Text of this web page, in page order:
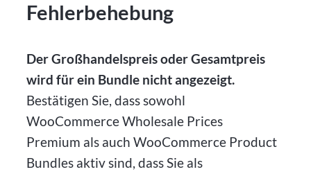
Fehlerbehebung
Der Großhandelspreis oder Gesamtpreis
wird für ein Bundle nicht angezeigt.
Bestätigen Sie, dass sowohl
WooCommerce Wholesale Prices
Premium als auch WooCommerce Product
Bundles aktiv sind, dass Sie als